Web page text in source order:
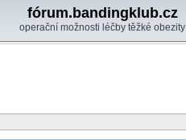
fórum.bandingklub.cz
operační možnosti léčby těžké obezity